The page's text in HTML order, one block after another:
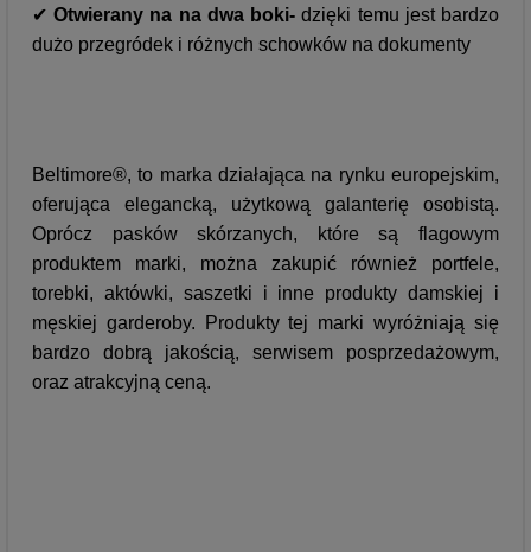
✔ Otwierany na na dwa boki- dzięki temu jest bardzo
dużo przegródek i różnych schowków na dokumenty
Beltimore®, to marka działająca na rynku europejskim,
oferująca elegancką, użytkową galanterię osobistą.
Oprócz pasków skórzanych, które są flagowym
produktem marki, można zakupić również portfele,
torebki, aktówki, saszetki i inne produkty damskiej i
męskiej garderoby. Produkty tej marki wyróżniają się
bardzo dobrą jakością, serwisem posprzedażowym,
oraz atrakcyjną ceną.